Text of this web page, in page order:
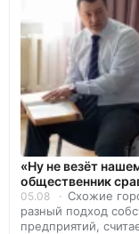
«Ну не везёт
общественник
05.08
Схожие
разный подход
предприятий,